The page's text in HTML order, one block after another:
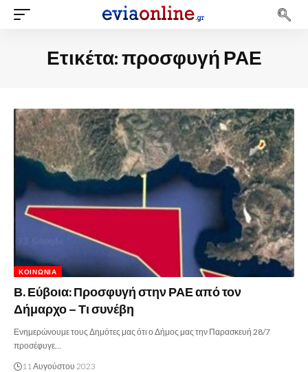
Ετικέτα:προσφυγή ΡΑΕ
ΚΟΙΝΩΝΊΑ
Β. Εύβοια: Προσφυγή στην ΡΑΕ από τον
Δήμαρχο – Τι συνέβη
Ενημερώνουμε τους Δημότες μας ότι ο Δήμος μας την Παρασκευή 28/7
προσέφυγε…
11 Αυγούστου 2023